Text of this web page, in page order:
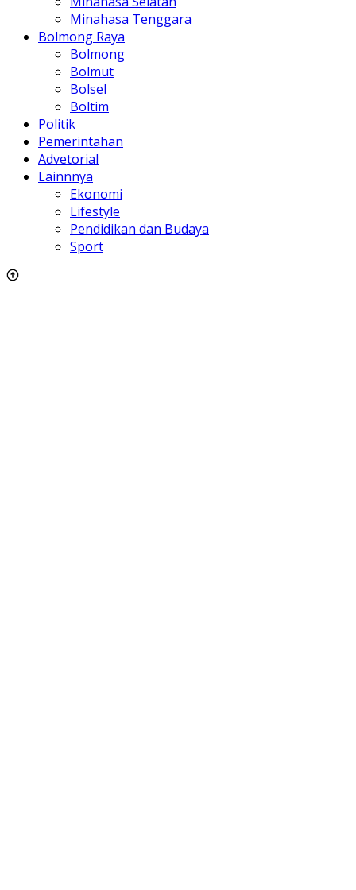
Minahasa Tenggara
Bolmong Raya
Bolmong
Bolmut
Bolsel
Boltim
Politik
Pemerintahan
Advetorial
Lainnnya
Ekonomi
Lifestyle
Pendidikan dan Budaya
Sport